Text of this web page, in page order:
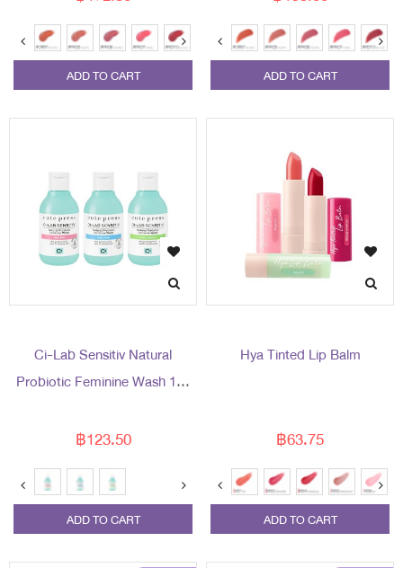
ADD TO CART ADD TO CART
Ci-Lab Sensitiv Natural
Probiotic Feminine Wash 150
฿123.50
ADD TO CART
Hya Tinted Lip Balm
฿63.75
ADD TO CART